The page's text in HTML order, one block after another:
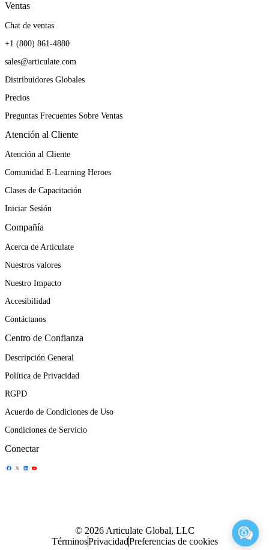
Ventas
Chat de ventas
+1 (800) 861-4880
sales@articulate.com
Distribuidores Globales
Precios
Preguntas Frecuentes Sobre Ventas
Atención al Cliente
Atención al Cliente
Comunidad E-Learning Heroes
Clases de Capacitación
Iniciar Sesión
Compañía
Acerca de Articulate
Nuestros valores
Nuestro Impacto
Accesibilidad
Contáctanos
Centro de Confianza
Descripción General
Política de Privacidad
RGPD
Acuerdo de Condiciones de Uso
Condiciones de Servicio
Conectar
Ícono de compartir
Ícono de compartir
Ícono de compartir
Ícono de compartir
© 2026 Articulate Global, LLC
TérminosPrivacidadPreferencias de cookies